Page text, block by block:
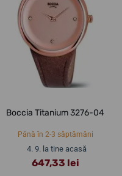
Boccia Titanium 3276-04
Până în 2-3 săptămâni
4. 9. la tine acasă
647,33 lei